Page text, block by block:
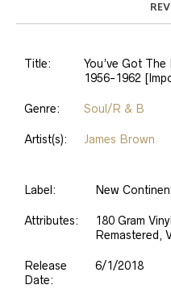
Title:
You’ve Got
1956-1962
Genre: Soul/R & B
Artist(s): James Brown
Label: New
Attributes:
180 Gram
Remastered,
Release
Date:
6/1/2018